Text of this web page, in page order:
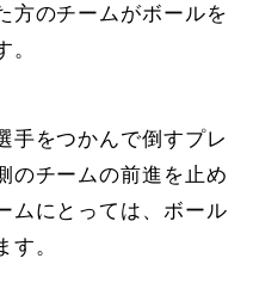
方のチームがボールを
手をつかんで倒すプレ
のチームの前進を止め
ムにとっては、ボール
す。